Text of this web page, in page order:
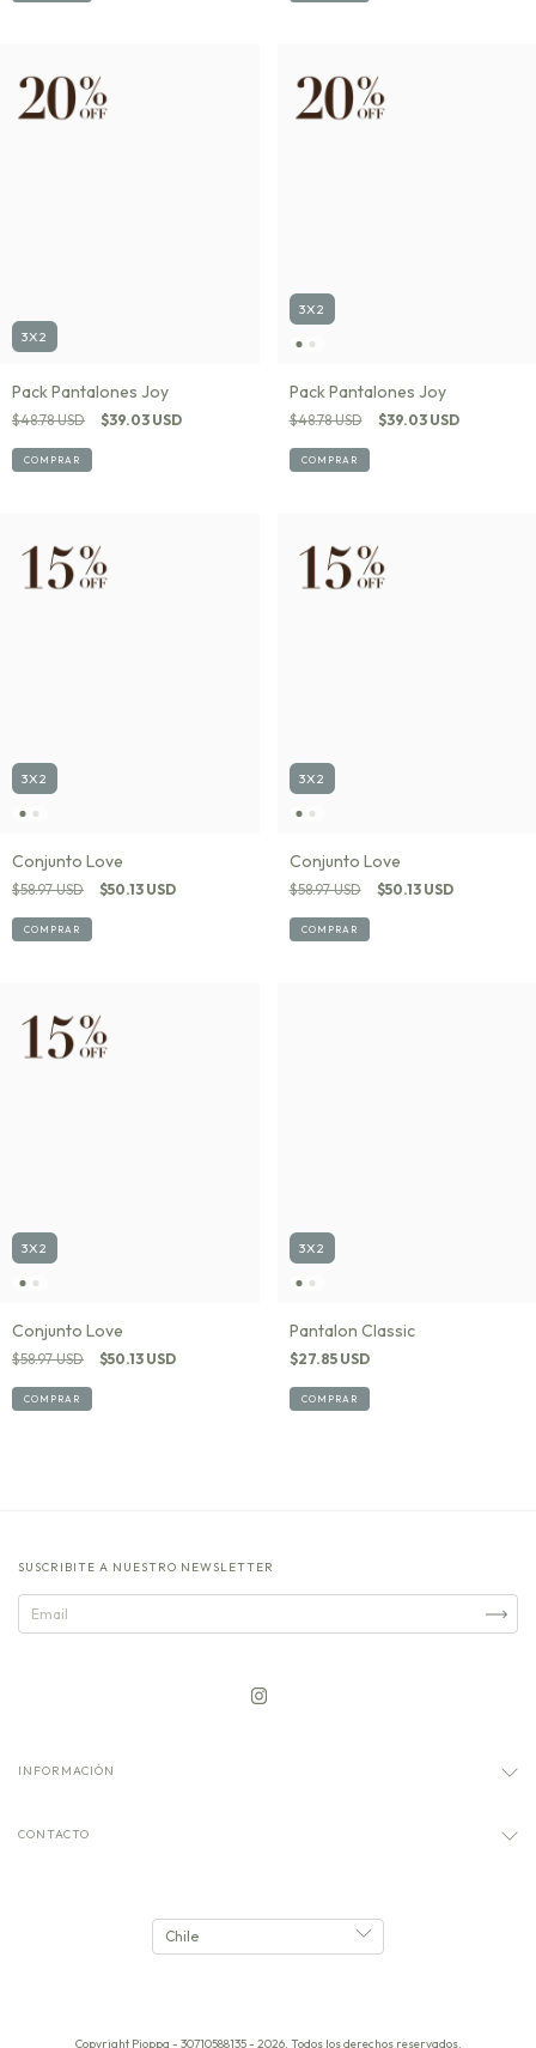
3X2
Pack Pantalones Joy
$48.78 USD $39.03 USD
COMPRAR
3X2
Pack Pantalones Joy
$48.78 USD $39.03 USD
COMPRAR
3X2
Conjunto Love
$58.97 USD $50.13 USD
COMPRAR
3X2
Conjunto Love
$58.97 USD $50.13 USD
COMPRAR
3X2
Conjunto Love
$58.97 USD $50.13 USD
COMPRAR
3X2
Pantalon Classic
$27.85 USD
COMPRAR
SUSCRIBITE A NUESTRO NEWSLETTER
INFORMACIÓN
CONTACTO
Copyright Pioppa - 30710588135 - 2026. Todos los derechos reservados.